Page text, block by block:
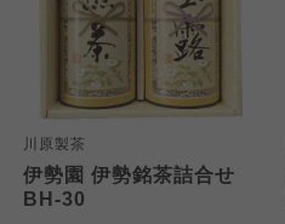
川原製茶
伊勢園 伊勢銘茶詰合せ
BH-30